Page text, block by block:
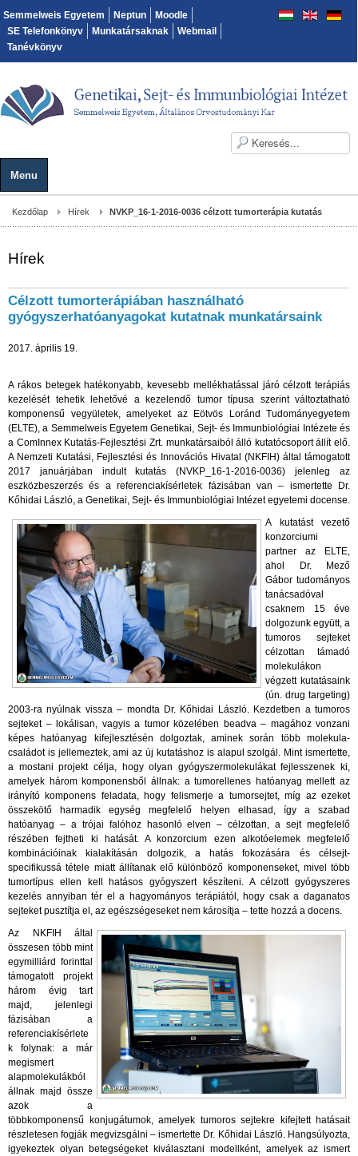
Semmelweis Egyetem Neptun
Moodle
SE Telefonkönyv
Munkatársaknak
Webmail
Tanévkönyv
Menu
Kezdőlap Hírek NVKP_16-1-2016-0036 célzott tumorterápia kutatás
Hírek
Célzott tumorterápiában használható
gyógyszerhatóanyagokat kutatnak munkatársaink
2017. április 19.
A rákos betegek hatékonyabb, kevesebb mellékhatással járó célzott terápiás
kezelését tehetik lehetővé a kezelendő tumor típusa szerint változtatható
komponensű vegyületek, amelyeket az Eötvös Loránd Tudományegyetem
(ELTE), a Semmelweis Egyetem Genetikai, Sejt- és Immunbiológiai Intézete és
a ComInnex Kutatás-Fejlesztési Zrt. munkatársaiból álló kutatócsoport állít elő.
A Nemzeti Kutatási, Fejlesztési és Innovációs Hivatal (NKFIH) által támogatott
2017 januárjában indult kutatás (NVKP_16-1-2016-0036) jelenleg az
eszközbeszerzés és a referenciakísérletek fázisában van – ismertette Dr.
Kőhidai László, a Genetikai, Sejt- és Immunbiológiai Intézet egyetemi docense.
A kutatást vezető
konzorciumi
partner az ELTE,
ahol Dr. Mező
Gábor tudományos
tanácsadóval
csaknem 15 éve
dolgozunk együtt, a
tumoros sejteket
célzottan támadó
molekulákon
végzett kutatásaink
(ún. drug targeting)
2003-ra nyúlnak vissza – mondta Dr. Kőhidai László. Kezdetben a tumoros
sejteket – lokálisan, vagyis a tumor közelében beadva – magához vonzani
képes hatóanyag kifejlesztésén dolgoztak, aminek során több molekula-
családot is jellemeztek, ami az új kutatáshoz is alapul szolgál. Mint ismertette,
a mostani projekt célja, hogy olyan gyógyszermolekulákat fejlesszenek ki,
amelyek három komponensből állnak: a tumorellenes hatóanyag mellett az
irányító komponens feladata, hogy felismerje a tumorsejtet, míg az ezeket
összekötő harmadik egység megfelelő helyen elhasad, így a szabad
hatóanyag – a trójai falóhoz hasonló elven – célzottan, a sejt megfelelő
részében fejtheti ki hatását. A konzorcium ezen alkotóelemek megfelelő
kombinációinak kialakításán dolgozik, a hatás fokozására és célsejt-
specifikussá tétele miatt állítanak elő különböző komponenseket, mivel több
tumortípus ellen kell hatásos gyógyszert készíteni. A célzott gyógyszeres
kezelés annyiban tér el a hagyományos terápiától, hogy csak a daganatos
sejteket pusztítja el, az egészségeseket nem károsítja – tette hozzá a docens.
Az NKFIH által
összesen több mint
egymilliárd forinttal
támogatott projekt
három évig tart
majd, jelenlegi
fázisában a
referenciakísérlete
k folynak: a már
megismert
alapmolekulákból
állnak majd össze
azok a
többkomponensű konjugátumok, amelyek tumoros sejtekre kifejtett hatásait
részletesen fogják megvizsgálni – ismertette Dr. Kőhidai László. Hangsúlyozta,
igyekeztek olyan betegségeket kiválasztani modellként, amelyek az ismert